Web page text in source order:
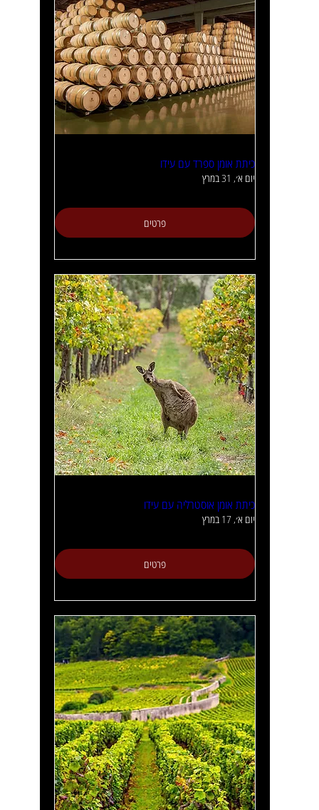
כיתת אומן ספרד עם עידו
יום א׳, 31 במרץ
פרטים
כיתת אומן אוסטרליה עם עידו
יום א׳, 17 במרץ
פרטים